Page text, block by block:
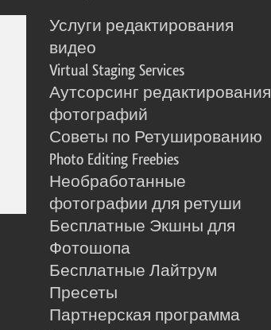
Услуги редактирования
видео
Virtual Staging Services
Аутсорсинг редактирования
фотографий
Советы по Ретушированию
Photo Editing Freebies
Необработанные
фотографии для ретуши
Бесплатные Экшны для
Фотошопа
Бесплатные Лайтрум
Пресеты
Партнерская программа